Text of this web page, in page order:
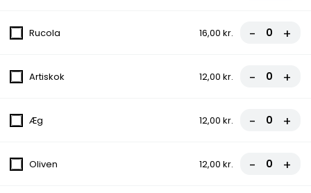
fra 70,00 kr.
6. Calzone
70,00 kr.
7. Juventus
Rucola 16,00 kr. - +
Artiskok 12,00 kr. - +
Æg 12,00 kr. - +
Oliven 12,00 kr. - +